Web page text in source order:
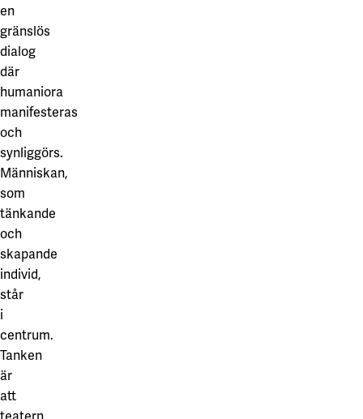
en
gränslös
dialog
där
humaniora
manifesteras
och
synliggörs.
Människan,
som
tänkande
och
skapande
individ,
står
i
centrum.
Tanken
är
att